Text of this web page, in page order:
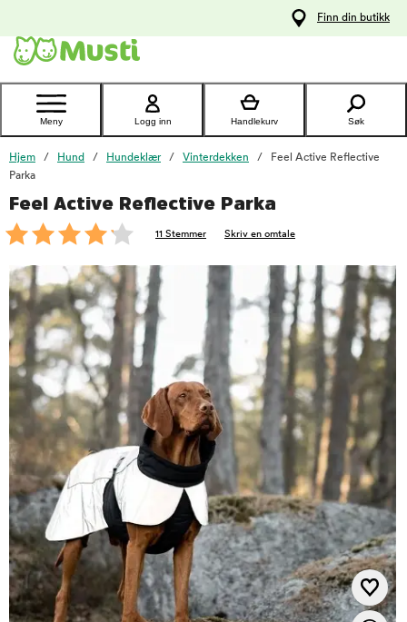
Kontakt
kundeservice
Finn din butikk
Meny Logg inn Handlekurv Søk
Hjem Hund Hundeklær Vinterdekken
Feel Active Reflective
Parka
Feel Active Reflective Parka
11 Stemmer Skriv en omtale
foo